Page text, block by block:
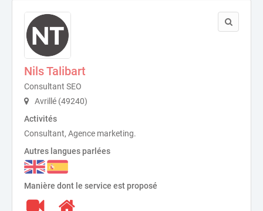
Nils Talibart
Consultant SEO
Avrillé (49240)
Activités
Consultant, Agence marketing.
Autres langues parlées
Manière dont le service est proposé